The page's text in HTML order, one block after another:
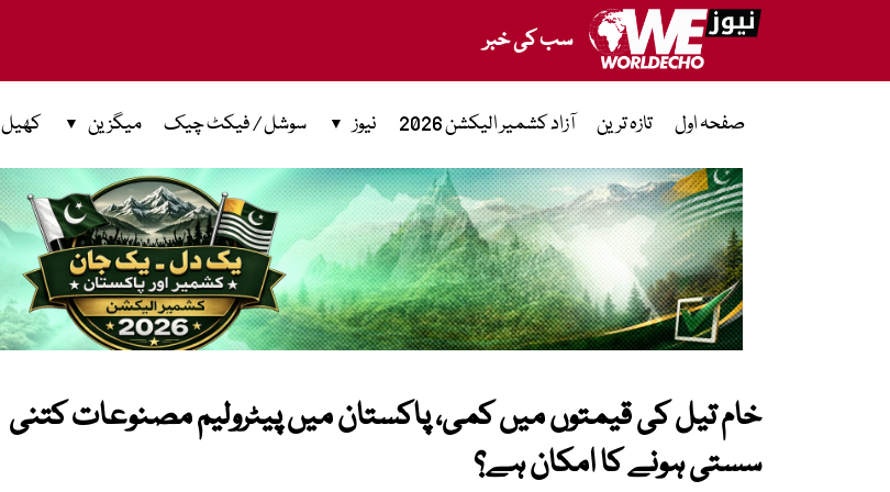
سب کی خبر
صفحہ اول تازہ ترین آزاد کشمیر الیکشن 2026 نیوز سوشل / فیکٹ چیک میگزین کھیل
خام تیل کی قیمتوں میں کمی، پاکستان میں پیٹرولیم مصنوعات کتنی
سستی ہونے کا امکان ہے؟